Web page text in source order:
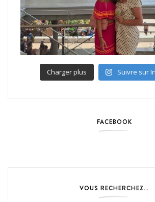
Charger plus Suivre sur
FACEBOOK
VOUS RECHERCHEZ…